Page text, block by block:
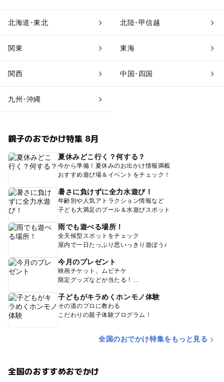
北海道･東北 北陸･甲信越
関東 東海
関西 中国･四国
九州･沖縄
親子のおでかけ特集 8月
夏休みどこ行く？何する？
今から準備！夏休みのお出かけ情報満載
おすすめ遊び場＆イベントをチェック！
暑さに負けずに全力水遊び！
年齢別や人気アトラクション情報など
子ども大満足のプール＆水遊びスポット
雨でも遊べる場所！
全天候型スポットをチェック
屋内で一日たっぷり思いっきり遊ぼう♪
今月のプレゼント
映画チケット、ムビチケ
限定グッズなどが当たる！
子どもがキラめくホンモノ体験
その道のプロに教わる
こだわりの親子体験プログラム！
全国のおでかけ特集をもっと見る
全国のおすすめおでかけ